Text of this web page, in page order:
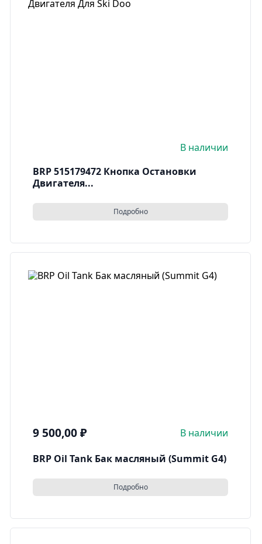
В наличии
BRP 515179472 Кнопка Остановки
Двигателя...
Подробно
9 500,00₽ В наличии
BRP Oil Tank Бак масляный (Summit G4)
Подробно